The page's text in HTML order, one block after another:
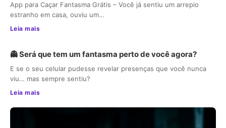
App para Caçar Fantasma Grátis – Você já sentiu um arrepio
estranho em casa, ouviu um…
Leia mais
👻 Será que tem um fantasma perto de você agora?
E se o seu celular pudesse revelar presenças que você nunca
viu… mas sempre sentiu?
Leia mais